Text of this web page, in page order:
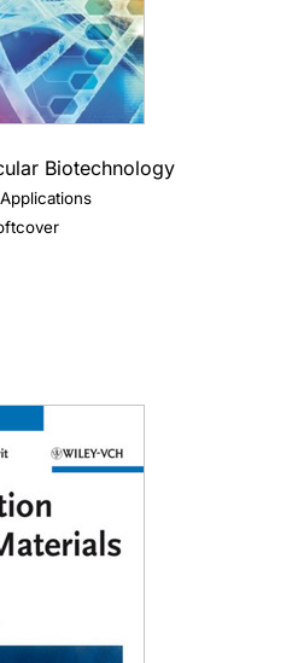
Biotechnology